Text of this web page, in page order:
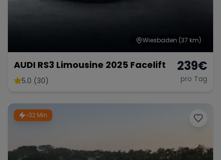
Wiesbaden (37 km)
AUDI RS3 Limousine 2025 Facelift
5.0 (30)
239€
pro Tag
~32 Min